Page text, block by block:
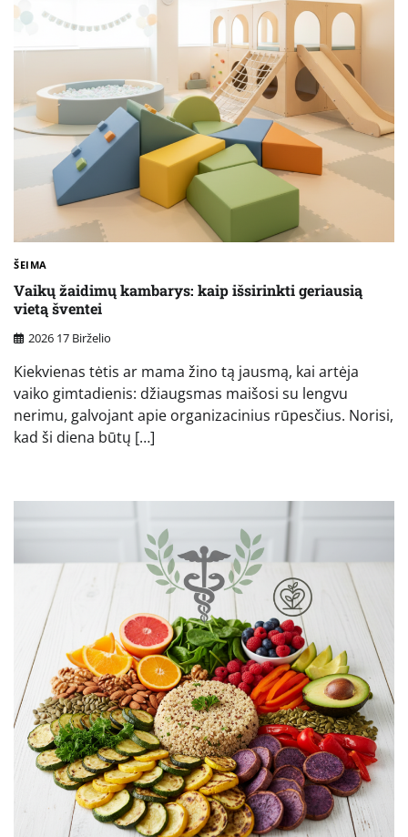
ŠEIMA
Vaikų žaidimų kambarys: kaip išsirinkti geriausią
vietą šventei
2026 17 Birželio
Kiekvienas tėtis ar mama žino tą jausmą, kai artėja
vaiko gimtadienis: džiaugsmas maišosi su lengvu
nerimu, galvojant apie organizacinius rūpesčius. Norisi,
kad ši diena būtų […]